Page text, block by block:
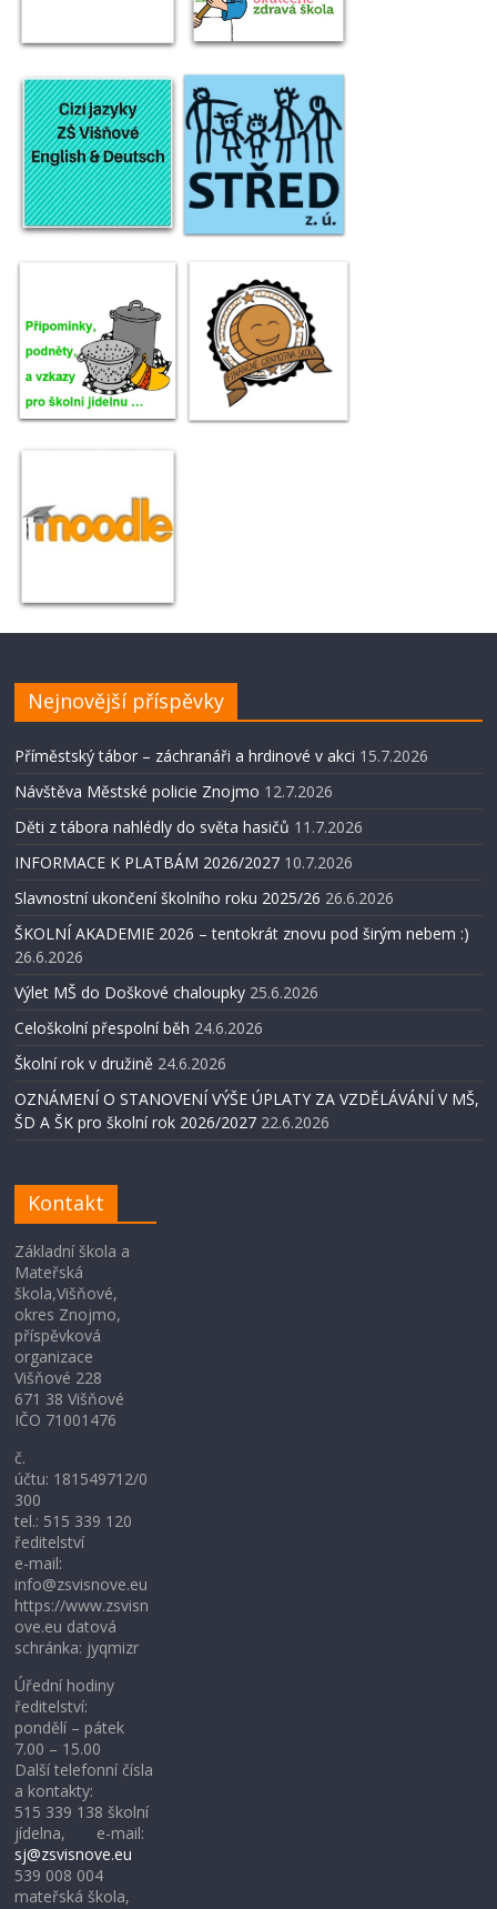
Nejnovější příspěvky
Příměstský tábor – záchranáři a hrdinové v akci 15.7.2026
Návštěva Městské policie Znojmo 12.7.2026
Děti z tábora nahlédly do světa hasičů 11.7.2026
INFORMACE K PLATBÁM 2026/2027 10.7.2026
Slavnostní ukončení školního roku 2025/26 26.6.2026
ŠKOLNÍ AKADEMIE 2026 – tentokrát znovu pod širým nebem :)
26.6.2026
Výlet MŠ do Doškové chaloupky 25.6.2026
Celoškolní přespolní běh 24.6.2026
Školní rok v družině 24.6.2026
OZNÁMENÍ O STANOVENÍ VÝŠE ÚPLATY ZA VZDĚLÁVÁNÍ V MŠ,
ŠD A ŠK pro školní rok 2026/2027 22.6.2026
Kontakt
Základní škola a
Mateřská
škola,Višňové,
okres Znojmo,
příspěvková
organizace
Višňové 228
671 38 Višňové
IČO 71001476
č.
účtu: 181549712/0
300
tel.: 515 339 120
ředitelství
e-mail:
info@zsvisnove.eu
https://www.zsvisn
ove.eu datová
schránka: jyqmizr
Úřední hodiny
ředitelství:
pondělí – pátek
7.00 – 15.00
Další telefonní čísla
a kontakty:
515 339 138 školní
jídelna, e-mail:
sj@zsvisnove.eu
539 008 004
mateřská škola,